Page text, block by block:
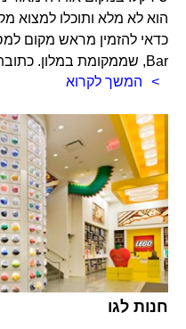
הוא לא מלא ותוכלו למצוא
Bar, שממקומת במלון. כתובת נוספת: 6 Columbus Circle
המשך לקרוא
חנות לגו